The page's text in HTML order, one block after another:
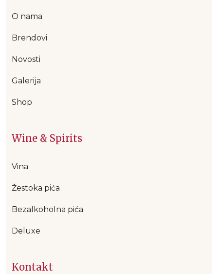
O nama
Brendovi
Novosti
Galerija
Shop
Wine & Spirits
Vina
Žestoka pića
Bezalkoholna pića
Deluxe
Kontakt